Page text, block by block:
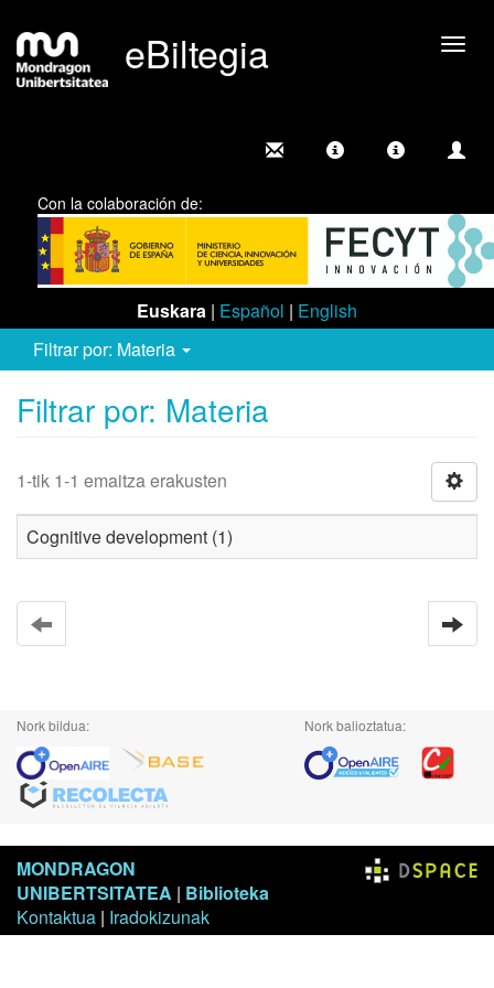
eBiltegia
Con la colaboración de:
Euskara | Español | English
Filtrar por: Materia
Filtrar por: Materia
1-tik 1-1 emaitza erakusten
Cognitive development (1)
Nork bildua: Nork balioztatua:
MONDRAGON
UNIBERTSITATEA | Biblioteka
Kontaktua | Iradokizunak